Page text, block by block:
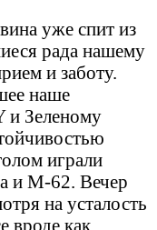
уже спит из
рада нашему
и заботу.
наше
и Зеленому
играли
и М-62. Вечер
на усталость
вроде как